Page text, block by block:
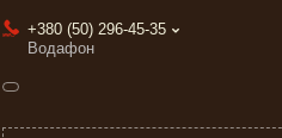
+380 (50) 296-45-35
Водафон